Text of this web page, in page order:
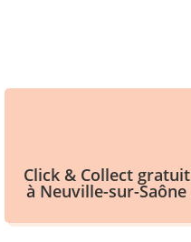
Click & Collect gratuit
à Neuville-sur-Saône